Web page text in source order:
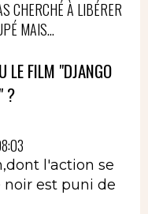
CHERCHÉ À LIBÉRER
MAIS...
LE FILM "DJANGO
?
l'action se
noir est puni de